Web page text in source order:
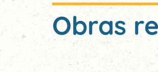
Obras